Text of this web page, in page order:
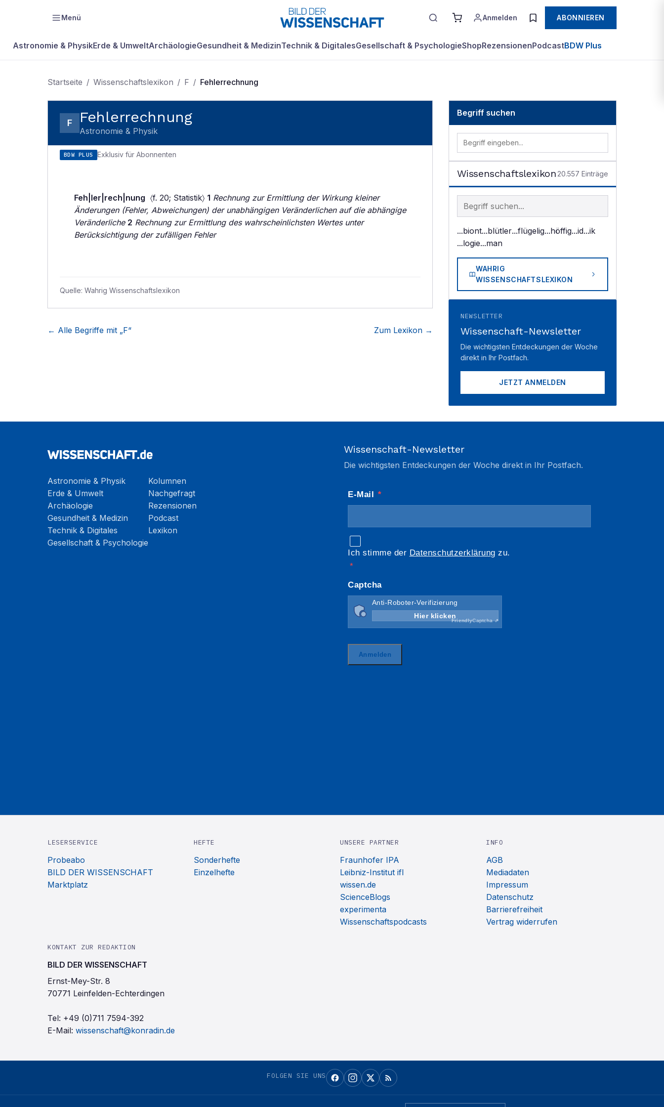
Menü Anmelden ABONNIEREN
Astronomie & PhysikErde & UmweltArchäologieGesundheit & MedizinTechnik & DigitalesGesellschaft & PsychologieShopRezensionenPodcastBDW Plus
Startseite / Wissenschaftslexikon / F / Fehlerrechnung
F Fehlerrechnung
Astronomie & Physik
BDW PLUS Exklusiv für Abonnenten
Feh|ler|rech|nung 〈f. 20; Statistik〉 1 Rechnung zur Ermittlung der Wirkung kleiner
Änderungen (Fehler, Abweichungen) der unabhängigen Veränderlichen auf die abhängige
Veränderliche 2 Rechnung zur Ermittlung des wahrscheinlichsten Wertes unter
Berücksichtigung der zufälligen Fehler
Quelle: Wahrig Wissenschaftslexikon
← Alle Begriffe mit „F“ Zum Lexikon →
Begriff suchen
Wissenschaftslexikon 20.557 Einträge
Begriff im Lexikon suchen
...biont...blütler...flügelig...höffig...id...ik
...logie...man
WAHRIG
WISSENSCHAFTSLEXIKON
NEWSLETTER
Wissenschaft-Newsletter
Die wichtigsten Entdeckungen der Woche
direkt in Ihr Postfach.
JETZT ANMELDEN
Astronomie & Physik
Erde & Umwelt
Archäologie
Gesundheit & Medizin
Technik & Digitales
Gesellschaft & Psychologie
Kolumnen
Nachgefragt
Rezensionen
Podcast
Lexikon
Wissenschaft-Newsletter
Die wichtigsten Entdeckungen der Woche direkt in Ihr Postfach.
LESERSERVICE
Probeabo
BILD DER WISSENSCHAFT
Marktplatz
HEFTE
Sonderhefte
Einzelhefte
UNSERE PARTNER
Fraunhofer IPA
Leibniz-Institut ifl
wissen.de
ScienceBlogs
experimenta
Wissenschaftspodcasts
INFO
AGB
Mediadaten
Impressum
Datenschutz
Barrierefreiheit
Vertrag widerrufen
KONTAKT ZUR REDAKTION
BILD DER WISSENSCHAFT
Ernst-Mey-Str. 8
70771 Leinfelden-Echterdingen
Tel: +49 (0)711 7594-392
E-Mail: wissenschaft@konradin.de
FOLGEN SIE UNS